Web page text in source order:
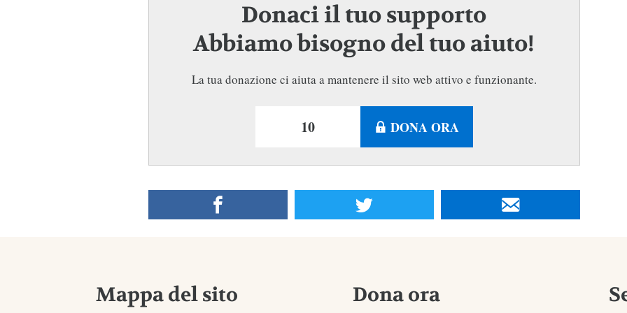
Donaci il tuo supporto
Abbiamo bisogno del tuo aiuto!
La tua donazione ci aiuta a mantenere il sito web attivo e funzionante.
DONA ORA
Mappa del sito Dona ora